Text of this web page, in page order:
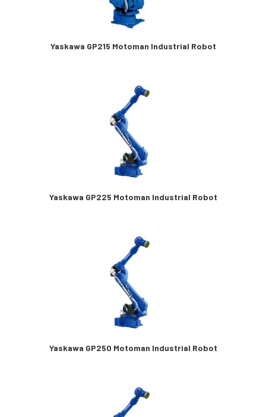
Yaskawa GP215 Motoman Industrial Robot
Yaskawa GP225 Motoman Industrial Robot
Yaskawa GP250 Motoman Industrial Robot